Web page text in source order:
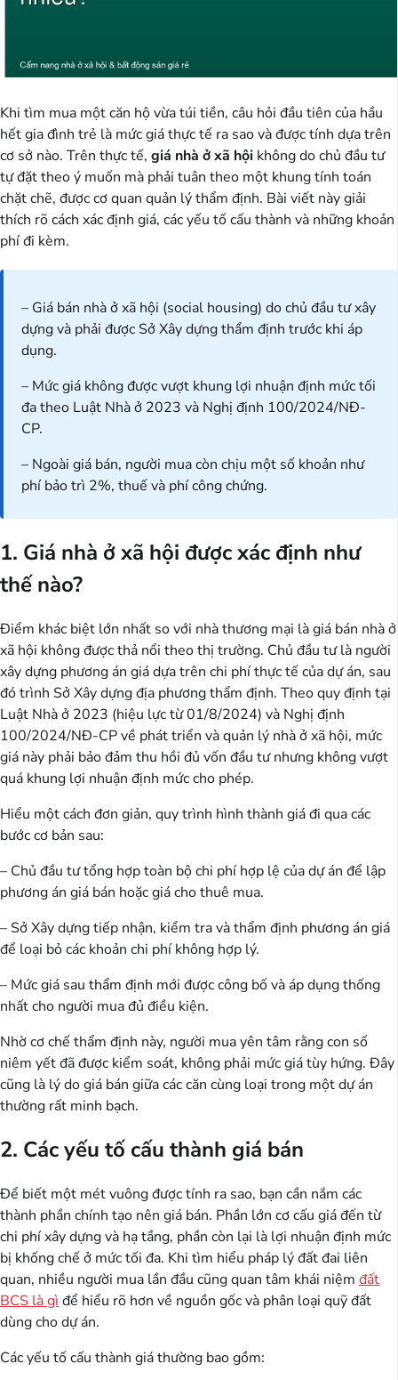
Khi tìm mua một căn hộ vừa túi tiền, câu hỏi đầu tiên của hầu
hết gia đình trẻ là mức giá thực tế ra sao và được tính dựa trên
cơ sở nào. Trên thực tế, giá nhà ở xã hội không do chủ đầu tư
tự đặt theo ý muốn mà phải tuân theo một khung tính toán
chặt chẽ, được cơ quan quản lý thẩm định. Bài viết này giải
thích rõ cách xác định giá, các yếu tố cấu thành và những khoản
phí đi kèm.
– Giá bán nhà ở xã hội (social housing) do chủ đầu tư xây
dựng và phải được Sở Xây dựng thẩm định trước khi áp
dụng.
– Mức giá không được vượt khung lợi nhuận định mức tối
đa theo Luật Nhà ở 2023 và Nghị định 100/2024/NĐ-
CP.
– Ngoài giá bán, người mua còn chịu một số khoản như
phí bảo trì 2%, thuế và phí công chứng.
1. Giá nhà ở xã hội được xác định như
thế nào?
Điểm khác biệt lớn nhất so với nhà thương mại là giá bán nhà ở
xã hội không được thả nổi theo thị trường. Chủ đầu tư là người
xây dựng phương án giá dựa trên chi phí thực tế của dự án, sau
đó trình Sở Xây dựng địa phương thẩm định. Theo quy định tại
Luật Nhà ở 2023 (hiệu lực từ 01/8/2024) và Nghị định
100/2024/NĐ-CP về phát triển và quản lý nhà ở xã hội, mức
giá này phải bảo đảm thu hồi đủ vốn đầu tư nhưng không vượt
quá khung lợi nhuận định mức cho phép.
Hiểu một cách đơn giản, quy trình hình thành giá đi qua các
bước cơ bản sau:
– Chủ đầu tư tổng hợp toàn bộ chi phí hợp lệ của dự án để lập
phương án giá bán hoặc giá cho thuê mua.
– Sở Xây dựng tiếp nhận, kiểm tra và thẩm định phương án giá
để loại bỏ các khoản chi phí không hợp lý.
– Mức giá sau thẩm định mới được công bố và áp dụng thống
nhất cho người mua đủ điều kiện.
Nhờ cơ chế thẩm định này, người mua yên tâm rằng con số
niêm yết đã được kiểm soát, không phải mức giá tùy hứng. Đây
cũng là lý do giá bán giữa các căn cùng loại trong một dự án
thường rất minh bạch.
2. Các yếu tố cấu thành giá bán
Để biết một mét vuông được tính ra sao, bạn cần nắm các
thành phần chính tạo nên giá bán. Phần lớn cơ cấu giá đến từ
chi phí xây dựng và hạ tầng, phần còn lại là lợi nhuận định mức
bị khống chế ở mức tối đa. Khi tìm hiểu pháp lý đất đai liên
quan, nhiều người mua lần đầu cũng quan tâm khái niệm đất
BCS là gì để hiểu rõ hơn về nguồn gốc và phân loại quỹ đất
dùng cho dự án.
Các yếu tố cấu thành giá thường bao gồm: